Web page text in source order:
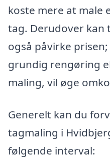
koste mere at male
tag. Derudover kan
også påvirke
grundig rengøring
maling, vil øge
Generelt kan du
tagmaling i
følgende interval: